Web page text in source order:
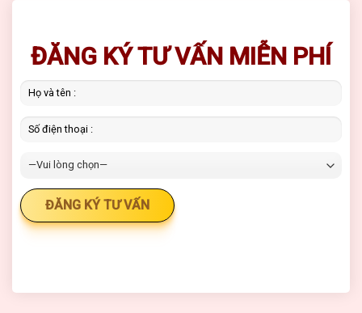
ĐĂNG KÝ TƯ VẤN MIỄN PHÍ